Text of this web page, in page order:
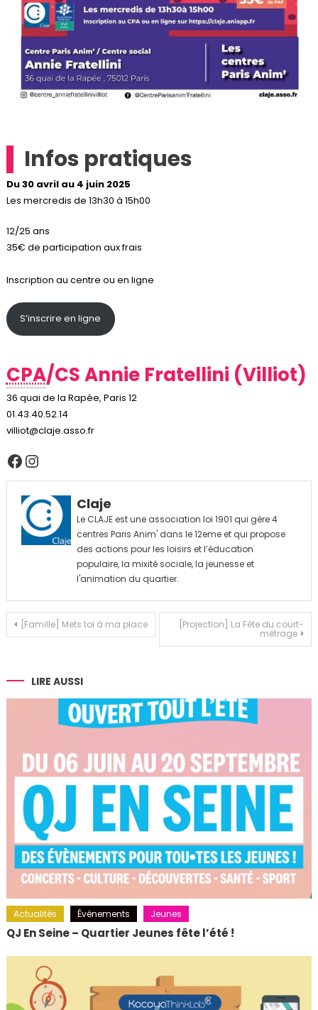
Infos pratiques
Du 30 avril au 4 juin 2025
Les mercredis de 13h30 à 15h00
12/25 ans
35€ de participation aux frais
Inscription au centre ou en ligne
S’inscrire en ligne
CPA/CS Annie Fratellini (Villiot)
36 quai de la Rapée, Paris 12
01.43.40.52.14
villiot@claje.asso.fr
Facebook
Instagram
Claje
Le CLAJE est une association loi 1901 qui gère 4
centres Paris Anim' dans le 12eme et qui propose
des actions pour les loisirs et l’éducation
populaire, la mixité sociale, la jeunesse et
l'animation du quartier.
Navigation
l’article
[Famille] Mets toi à ma place [Projection] La Fête du court-
métrage
LIRE AUSSI
Actualités Événements Jeunes
QJ En Seine – Quartier Jeunes fête l’été !